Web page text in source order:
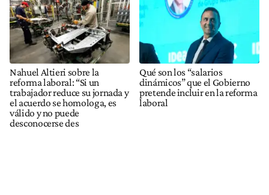
Nahuel Altieri sobre la
reforma laboral: “Si un
trabajador reduce su jornada y
el acuerdo se homologa, es
válido y no puede
desconocerse des
Qué son los “salarios
dinámicos” que el Gobierno
pretende incluir en la reforma
laboral